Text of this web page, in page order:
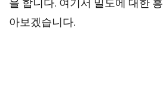
을 합니다. 여기서 밀도에 대한
아보겠습니다.